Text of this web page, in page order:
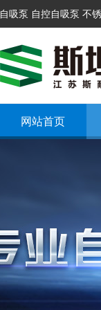
自吸泵 自控自吸泵 不
网站首页